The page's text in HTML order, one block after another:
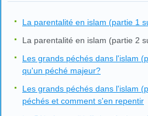
La parentalité en islam (partie 1
La parentalité en islam (partie 2
Les grands péchés dans l'islam
qu'un péché majeur?
Les grands péchés dans l'islam
péchés et comment s'en repentir